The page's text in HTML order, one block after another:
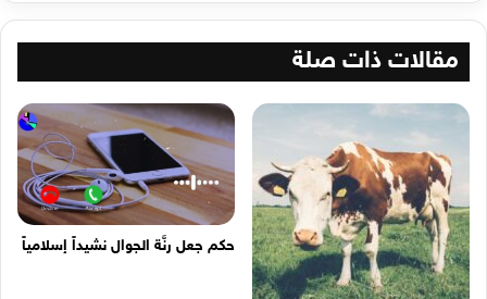
مقالات ذات صلة
حكم جعل رنَّة الجوال نشيداً إسلامياً